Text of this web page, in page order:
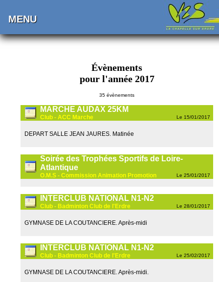
MENU
Évènements
pour l'année 2017
35 évènements
MARCHE AUDAX 25KM
Club - ACC Marche Le 15/01/2017
DEPART SALLE JEAN JAURES. Matinée
Soirée des Trophées Sportifs de Loire-
Atlantique
O.M.S - Commission Animation Promotion Le 25/01/2017
INTERCLUB NATIONAL N1-N2
Club - Badminton Club de l'Erdre Le 28/01/2017
GYMNASE DE LA COUTANCIERE. Après-midi
INTERCLUB NATIONAL N1-N2
Club - Badminton Club de l'Erdre Le 25/02/2017
GYMNASE DE LA COUTANCIERE. Après-midi.